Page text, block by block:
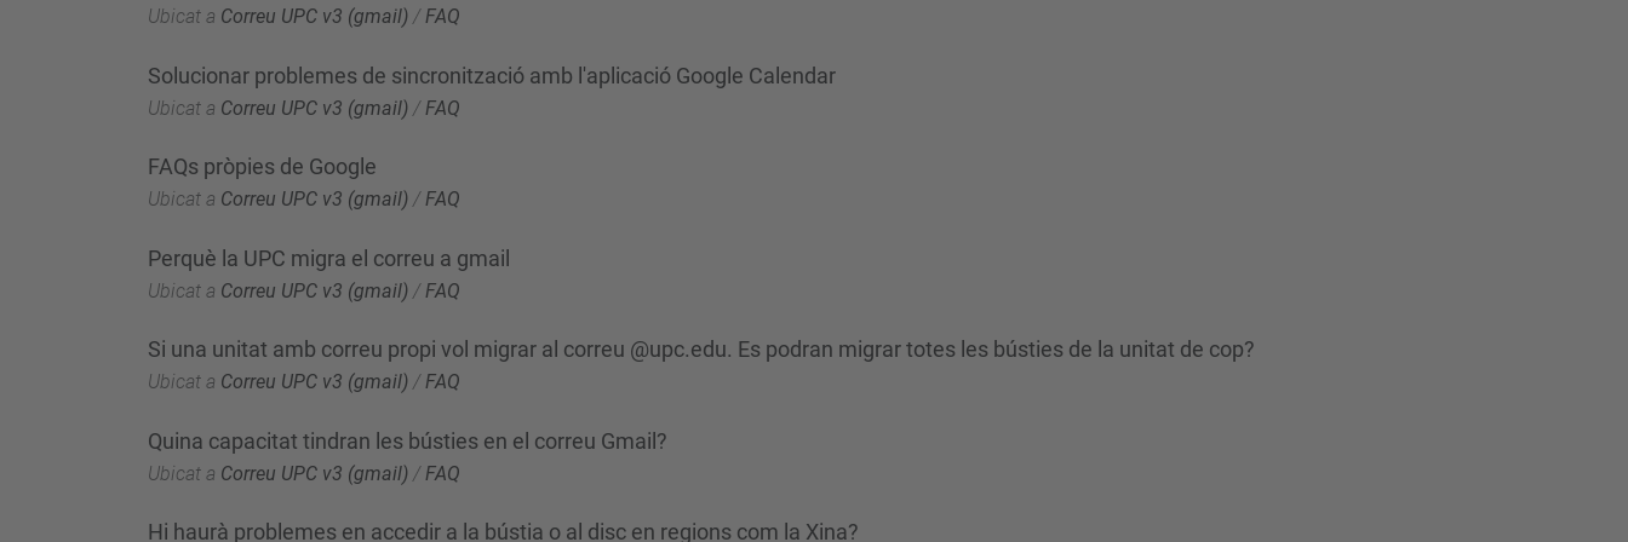
Ubicat a Correu UPC v3 (gmail) /FAQ
Solucionar problemes de sincronització amb l'aplicació Google Calendar
Ubicat a Correu UPC v3 (gmail) / FAQ
FAQs pròpies de Google
Ubicat a Correu UPC v3 (gmail) /FAQ
Perquè la UPC migra el correu a gmail
Ubicat a Correu UPC v3 (gmail) / FAQ
Si una unitat amb correu propi vol migrar al correu @upc.edu. Es podran migrar totes les bústies de la unitat de cop?
Ubicat a Correu UPC v3 (gmail) /FAQ
Quina capacitat tindran les bústies en el correu Gmail?
Ubicat a Correu UPC v3 (gmail) / FAQ
Hi haurà problemes en accedir a la bústia o al disc en regions com la Xina?